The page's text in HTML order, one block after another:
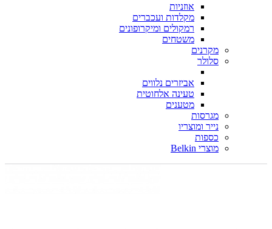
אוזניות
מקלדות ועכברים
רמקולים ומיקרופונים
משטחים
מקרנים
סלולר
אביזרים נלווים
טעינה אלחוטית
מטענים
מגרסות
נייר ומוצריו
כספות
מוצרי Belkin